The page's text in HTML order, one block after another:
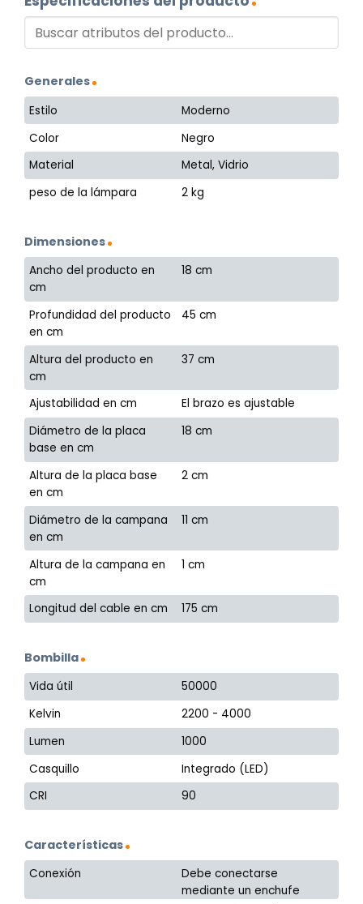
Generales
Estilo
Moderno
Color
Negro
Material
Metal, Vidrio
peso de la lámpara
2 kg
Dimensiones
Ancho del producto en
cm
18 cm
Profundidad del producto
en cm
45 cm
Altura del producto en
cm
37 cm
Ajustabilidad en cm
El brazo es ajustable
Diámetro de la placa
base en cm
18 cm
Altura de la placa base
en cm
2 cm
Diámetro de la campana
en cm
11 cm
Altura de la campana en
cm
1 cm
Longitud del cable en cm 175 cm
Bombilla
Vida útil
50000
Kelvin
2200 - 4000
Lumen
1000
Casquillo
Integrado (LED)
CRI
90
Características
Conexión
Debe conectarse
mediante un enchufe